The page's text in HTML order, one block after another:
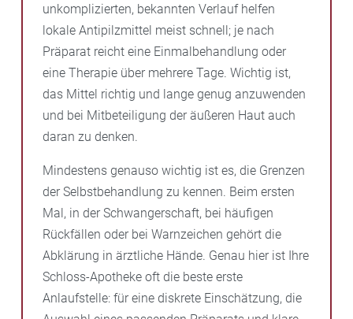
unkomplizierten, bekannten Verlauf helfen
lokale Antipilzmittel meist schnell; je nach
Präparat reicht eine Einmalbehandlung oder
eine Therapie über mehrere Tage. Wichtig ist,
das Mittel richtig und lange genug anzuwenden
und bei Mitbeteiligung der äußeren Haut auch
daran zu denken.
Mindestens genauso wichtig ist es, die Grenzen
der Selbstbehandlung zu kennen. Beim ersten
Mal, in der Schwangerschaft, bei häufigen
Rückfällen oder bei Warnzeichen gehört die
Abklärung in ärztliche Hände. Genau hier ist Ihre
Schloss-Apotheke oft die beste erste
Anlaufstelle: für eine diskrete Einschätzung, die